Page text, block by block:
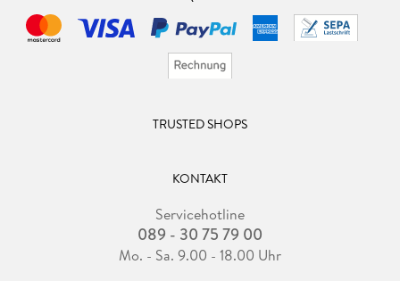
TRUSTED SHOPS
KONTAKT
Servicehotline
089 - 30 75 79 00
Mo. - Sa. 9.00 - 18.00 Uhr